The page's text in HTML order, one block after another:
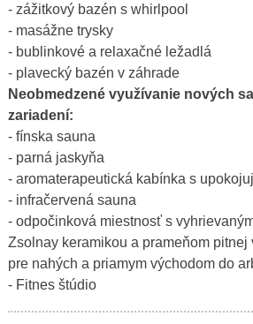
- zážitkový bazén s whirlpool
- masážne trysky
- bublinkové a relaxačné ležadlá
- plavecký bazén v záhrade
Neobmedzené využívanie nových
zariadení:
- fínska sauna
- parná jaskyňa
- aromaterapeutická kabínka s
- infračervená sauna
- odpočinková miestnosť s
Zsolnay keramikou a prameňom pitnej
pre nahých a priamym východom do
- Fitnes štúdio